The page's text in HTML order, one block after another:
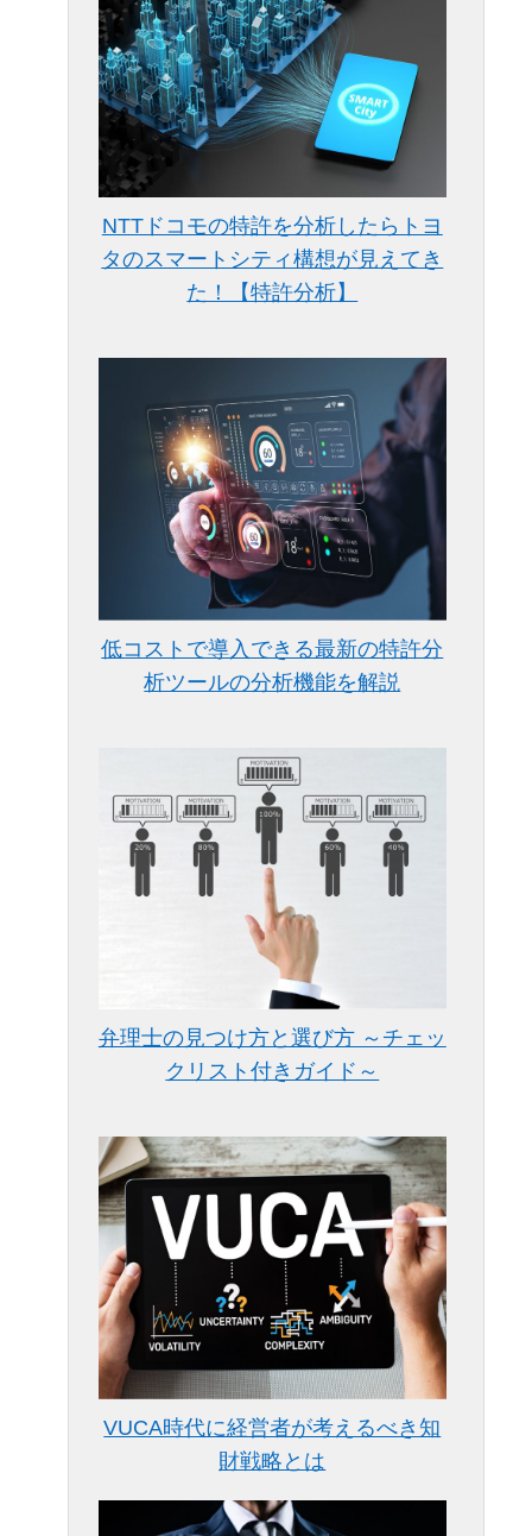
NTTドコモの特許を分析したらトヨ
タのスマートシティ構想が見えてき
た！【特許分析】
低コストで導入できる最新の特許分
析ツールの分析機能を解説
弁理士の見つけ方と選び方 ～チェッ
クリスト付きガイド～
VUCA時代に経営者が考えるべき知
財戦略とは